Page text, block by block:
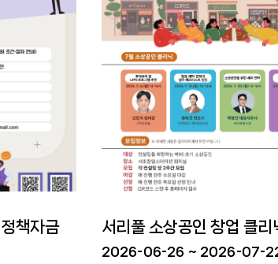
책자금
서리풀 소상공인 창업 클리
2026-06-26 ~ 2026-07-22